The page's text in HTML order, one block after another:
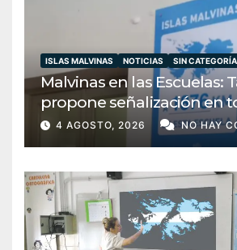
ISLAS MALVINAS NOTICIAS SIN CATEGORÍA
Malvinas en las Escuelas:
propone señalización en
establecimientos del país
4 AGOSTO, 2026 NO HAY